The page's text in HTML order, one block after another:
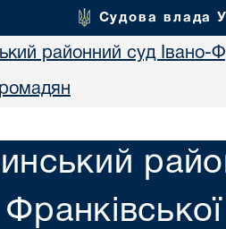
Судова влада
районний суд Івано-